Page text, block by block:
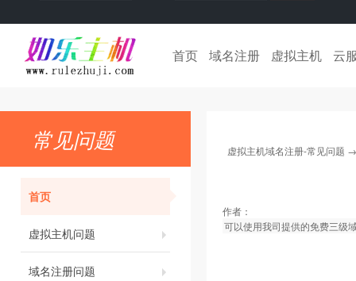
首页 域名注册 虚拟主机 云
常见问题
首页
虚拟主机问题
域名注册问题
虚拟主机域名注册-常见问题
作者：
可以使用我司提供的免费三级